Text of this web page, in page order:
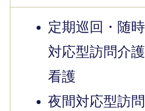
定期巡回・随時
対応型訪問介護
看護
夜間対応型訪問